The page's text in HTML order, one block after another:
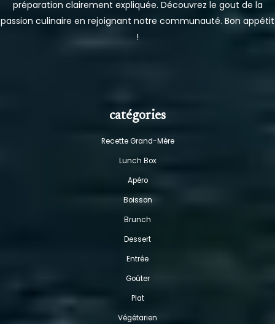
préparation clairement expliquée. Découvrez le gout de la
passion culinaire en rejoignant notre communauté. Bon appétit
!
catégories
Recette Grand-Mère
Lunch Box
Apéro
Boisson
Brunch
Dessert
Entrée
Goûter
Plat
Végétarien